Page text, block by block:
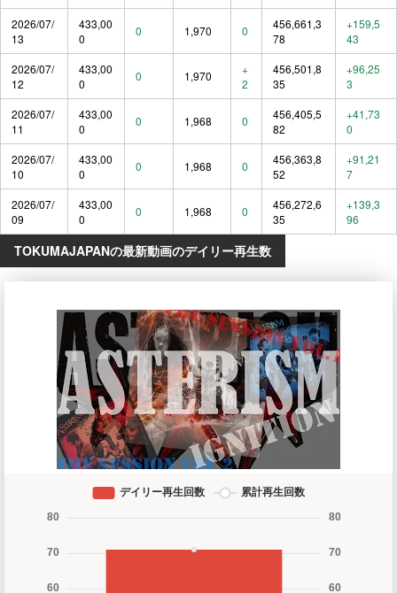
2026/07/
13
433,00
0
0 1,970 0
456,661,3
78
+159,5
43
2026/07/
12
433,00
0
0 1,970
+
2
456,501,8
35
+96,25
3
2026/07/
11
433,00
0
0 1,968 0
456,405,5
82
+41,73
0
2026/07/
10
433,00
0
0 1,968 0
456,363,8
52
+91,21
7
2026/07/
09
433,00
0
0 1,968 0
456,272,6
35
+139,3
96
TOKUMAJAPANの最新動画のデイリー再生数